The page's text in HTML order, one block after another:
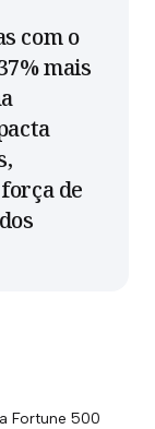
com o
mais
de
Fortune 500